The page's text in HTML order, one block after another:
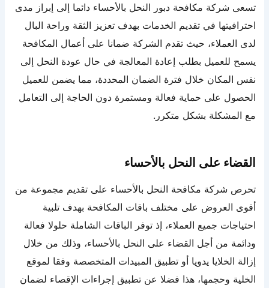
تسعى شركة مكافحة دبور النحل بالأحساء دائما إلى إبراز مدى
احترافيتها في تقديم الخدمات بهدف تعزيز الثقة وراحة البال
لدى العملاء، حيث تقدم الشركة ضمانا على أعمال المكافحة
يسمح للعميل بطلب إعادة المعالجة في حال عودة النحل إلى
نفس المكان خلال فترة الضمان المحددة، مما يضمن للعميل
الحصول على حماية فعالة ومستمرة دون الحاجة إلى التعامل
مع المشكلة بشكل متكرر.
القضاء على النحل بالأحساء
تحرص شركة مكافحة النحل بالأحساء على تقديم مجموعة من
أقوى العروض على مختلف باقات المكافحة بهدف تلبية
احتياجات جميع العملاء، إذ توفر الباقات الشاملة حلولا فعالة
ودائمة من أجل القضاء على النحل بالأحساء، وذلك من خلال
إزالة الخلايا يدويا أو تطبيق المبيدات المتخصصة وفقا لموقع
الخلية وحجمها، هذا فضلا عن تطبيق إجراءات الإقصاء لضمان